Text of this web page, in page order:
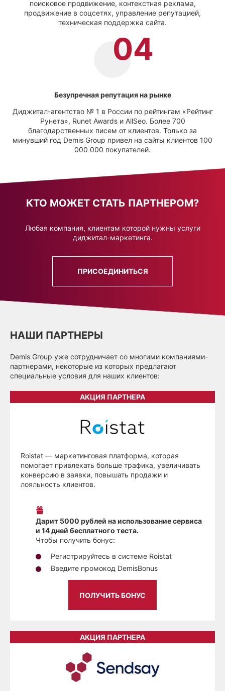
поисковое продвижение, контекстная реклама,
продвижение в соцсетях, управление репутацией,
техническая поддержка сайта.
Безупречная репутация на рынке
Диджитал-агентство № 1 в России по рейтингам «Рейтинг
Рунета», Runet Awards и AllSeo. Более 700
благодарственных писем от клиентов. Только за
минувший год Demis Group привел на сайты клиентов 100
000 000 покупателей.
КТО МОЖЕТ СТАТЬ ПАРТНЕРОМ?
Любая компания, клиентам которой нужны услуги
диджитал-маркетинга.
ПРИСОЕДИНИТЬСЯ
НАШИ ПАРТНЕРЫ
Demis Group уже сотрудничает со многими компаниями-
партнерами, некоторые из которых предлагают
специальные условия для наших клиентов:
АКЦИЯ ПАРТНЕРА
Roistat — маркетинговая платформа, которая
помогает привлекать больше трафика, увеличивать
конверсию в заявки, повышать продажи и
лояльность клиентов.
Дарит 5000 рублей на использование сервиса
и 14 дней бесплатного теста.
Чтобы получить бонус:
Регистрируйтесь в системе Roistat
Введите промокод DemisBonus
ПОЛУЧИТЬ БОНУС
АКЦИЯ ПАРТНЕРА